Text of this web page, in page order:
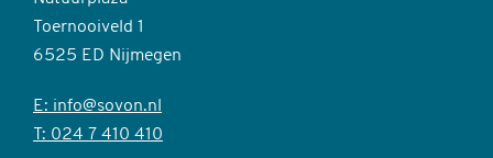
Toernooiveld 1
6525 ED Nijmegen
E: info@sovon.nl
T: 024 7 410 410